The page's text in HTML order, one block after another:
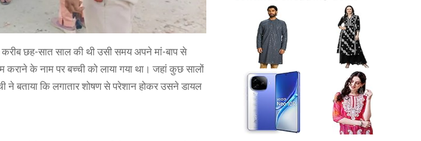
करीब छह-सात साल की थी उसी समय अपने मां-बाप से
के नाम पर बच्ची को लाया गया था। जहां कुछ सालों
ने बताया कि लगातार शोषण से परेशान होकर उसने डायल